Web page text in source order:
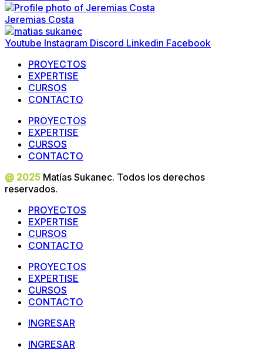
Jeremias Costa
Youtube Instagram Discord Linkedin Facebook
PROYECTOS
EXPERTISE
CURSOS
CONTACTO
PROYECTOS
EXPERTISE
CURSOS
CONTACTO
@ 2025 Matías Sukanec. Todos los derechos
reservados.
PROYECTOS
EXPERTISE
CURSOS
CONTACTO
PROYECTOS
EXPERTISE
CURSOS
CONTACTO
INGRESAR
INGRESAR